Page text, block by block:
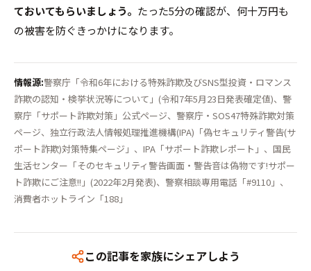
ておいてもらいましょう。 たった5分の確認が、何十万円も
の被害を防ぐきっかけになります。
情報源:警察庁「令和6年における特殊詐欺及びSNS型投資・ロマンス
詐欺の認知・検挙状況等について」(令和7年5月23日発表確定値)、警
察庁「サポート詐欺対策」公式ページ、警察庁・SOS47特殊詐欺対策
ページ、独立行政法人情報処理推進機構(IPA)「偽セキュリティ警告(サ
ポート詐欺)対策特集ページ」、IPA「サポート詐欺レポート」、国民
生活センター「そのセキュリティ警告画面・警告音は偽物です!サポー
ト詐欺にご注意!!」(2022年2月発表)、警察相談専用電話「#9110」、
消費者ホットライン「188」
この記事を家族にシェアしよう